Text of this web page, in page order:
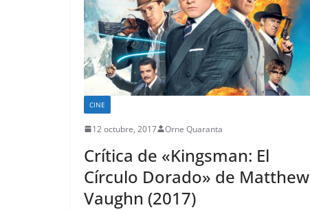
CINE
12 octubre, 2017 Orne Quaranta
Crítica de «Kingsman: El
Círculo Dorado» de Matthew
Vaughn (2017)